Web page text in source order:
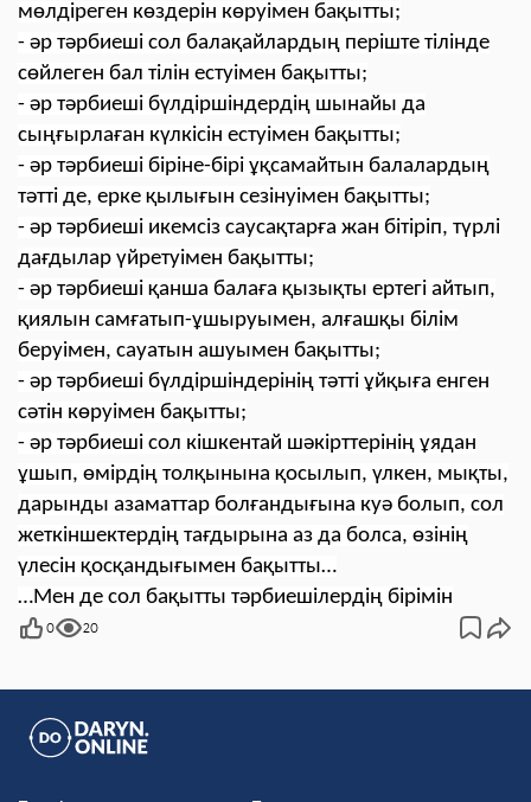
мөлдіреген көздерін көруімен бақытты;
- әр тәрбиеші сол балақайлардың періште тілінде
сөйлеген бал тілін естуімен бақытты;
- әр тәрбиеші бүлдіршіндердің шынайы да
сыңғырлаған күлкісін естуімен бақытты;
- әр тәрбиеші біріне-бірі ұқсамайтын балалардың
тәтті де, ерке қылығын сезінуімен бақытты;
- әр тәрбиеші икемсіз саусақтарға жан бітіріп, түрлі
дағдылар үйретуімен бақытты;
- әр тәрбиеші қанша балаға қызықты ертегі айтып,
қиялын самғатып-ұшыруымен, алғашқы білім
беруімен, сауатын ашуымен бақытты;
- әр тәрбиеші бүлдіршіндерінің тәтті ұйқыға енген
сәтін көруімен бақытты;
- әр тәрбиеші сол кішкентай шәкірттерінің ұядан
ұшып, өмірдің толқынына қосылып, үлкен, мықты,
дарынды азаматтар болғандығына куә болып, сол
жеткіншектердің тағдырына аз да болса, өзінің
үлесін қосқандығымен бақытты…
…Мен де сол бақытты тәрбиешілердің бірімін
0 20